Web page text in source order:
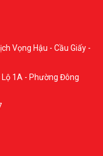
Vọng Hậu - Cầu Giấy -
Lộ 1A - Phường Đông